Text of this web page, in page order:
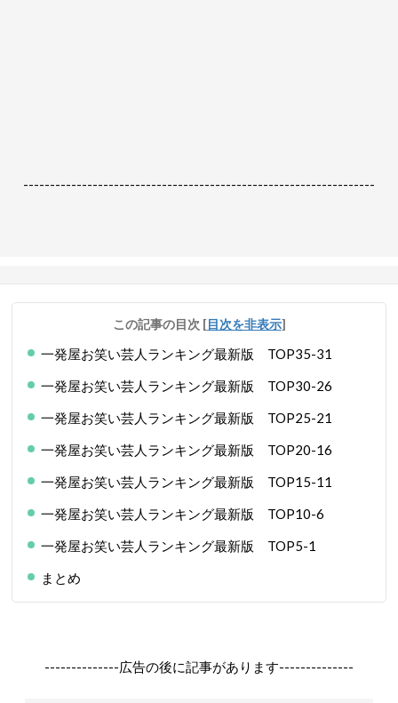
------------------------------------------------------------------
この記事の目次 [目次を非表示]
一発屋お笑い芸人ランキング最新版 TOP35-31
一発屋お笑い芸人ランキング最新版 TOP30-26
一発屋お笑い芸人ランキング最新版 TOP25-21
一発屋お笑い芸人ランキング最新版 TOP20-16
一発屋お笑い芸人ランキング最新版 TOP15-11
一発屋お笑い芸人ランキング最新版 TOP10-6
一発屋お笑い芸人ランキング最新版 TOP5-1
まとめ
--------------広告の後に記事があります--------------